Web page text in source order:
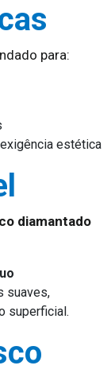
para:
estética
diamantado
suaves,
superficial.